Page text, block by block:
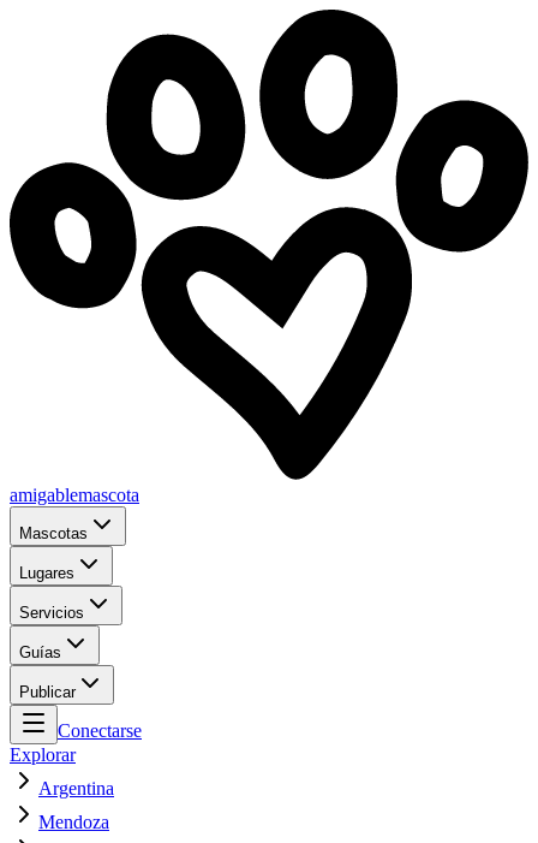
amigablemascota
Mascotas
Lugares
Servicios
Guías
Publicar
Conectarse
Explorar
Argentina
Mendoza